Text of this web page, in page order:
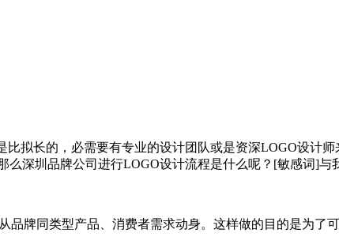
拟长的，必需要有专业的设计团队或是资深LOGO设计
深圳品牌公司进行LOGO设计流程是什么呢？[敏感词]与
牌同类型产品、消费者需求动身。这样做的目的是为了